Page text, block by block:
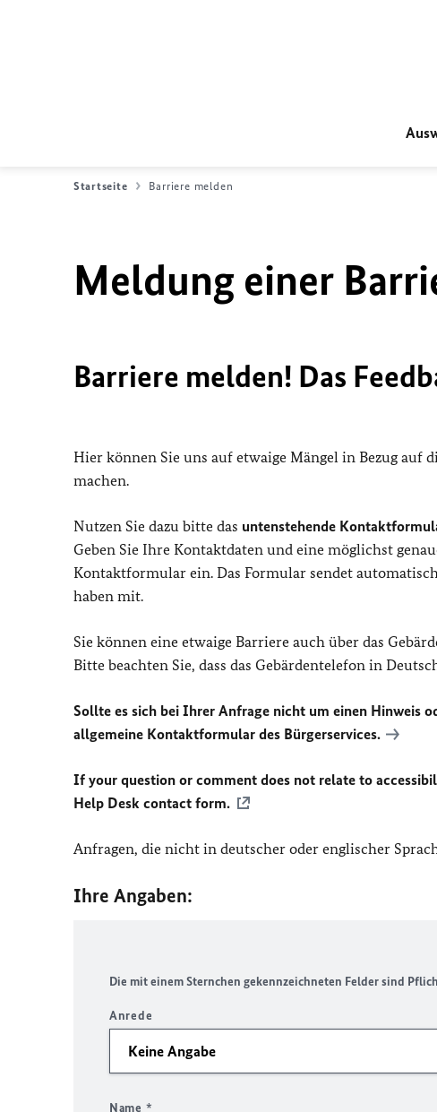
Startseite Barriere melden
Meldung einer
Barriere melden! Das
Hier können Sie uns auf etwaige Mängel in Bezug
machen.
Nutzen Sie dazu bitte das untenstehende
Geben Sie Ihre Kontaktdaten und eine möglichst
Kontaktformular ein. Das Formular sendet
haben mit.
Sie können eine etwaige Barriere auch über das
Bitte beachten Sie, dass das Gebärdentelefon in
Sollte es sich bei Ihrer Anfrage nicht um einen Hinweis
allgemeine Kontaktformular des Bürgerservices.
If your question or comment does not relate to
Help Desk contact form.
Anfragen, die nicht in deutscher oder englischer
Ihre Angaben:
Die mit einem Sternchen gekennzeichneten Felder sind
Anrede
Name *